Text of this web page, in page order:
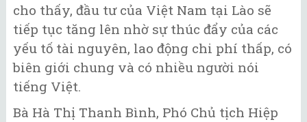
cho thấy, đầu tư của Việt Nam tại Lào ​sẽ
tiếp tục tăng lên nhờ sự thúc đẩy của các
yếu tố tài nguyên, lao động chi phí thấp, có
biên giới chung và có nhiều người nói
tiếng Việt.
Bà Hà Thị Thanh Bình, Phó Chủ tịch Hiệp